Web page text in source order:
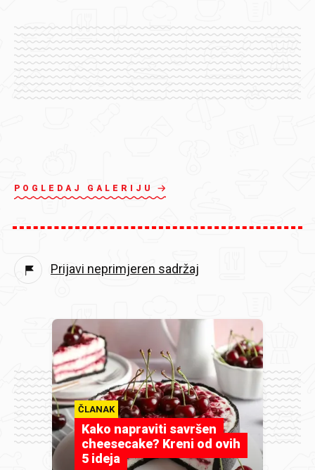
POGLEDAJ GALERIJU
Prijavi neprimjeren sadržaj
ČLANAK
Kako napraviti savršen
cheesecake? Kreni od ovih
5 ideja